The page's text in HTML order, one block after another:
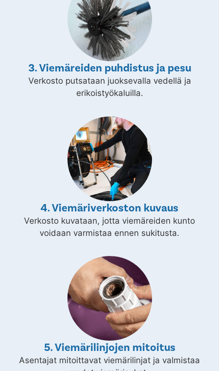
3. Viemäreiden puhdistus ja pesu
Verkosto putsataan juoksevalla vedellä ja
erikoistyökaluilla.
4. Viemäriverkoston kuvaus
Verkosto kuvataan, jotta viemäreiden kunto
voidaan varmistaa ennen sukitusta.
5. Viemärilinjojen mitoitus
Asentajat mitoittavat viemärilinjat ja valmistaa